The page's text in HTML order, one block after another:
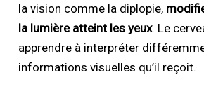
la vision comme la diplopie,
la lumière atteint les yeux. Le
apprendre à interpréter
informations visuelles qu’il reçoit.